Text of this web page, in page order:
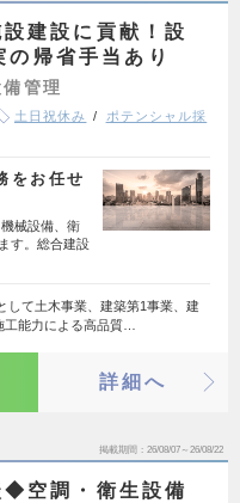
建設に貢献！設
帰省手当あり
管理
土日祝休み
ポテンシャル採
をお任せ
械設備、衛
す。総合建設
て土木事業、建築第1事業、建
能力による高品質…
詳細へ
掲載期間 26/08/07～26/08/22
◆空調・衛生設備